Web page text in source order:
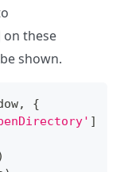
on these
shown.
,
{
]